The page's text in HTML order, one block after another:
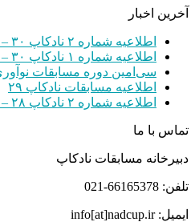
آخرین اخبار
اطلاعیه شماره ۲ نادکاپ ۳۰ – ثبت‌نام
اطلاعیه شماره ۱ نادکاپ ۳۰ – قوانین
سی‌امین دوره مسابقات
اطلاعیه مسابقات نادکاپ ۲۹
اطلاعیه شماره ۲ نادکاپ ۲۸ – ثبت‌نام
تماس با ما
دبیرخانه مسابقات نادکاپ
تلفن: 66165378-021
ایمیل: info[at]nadcup.ir